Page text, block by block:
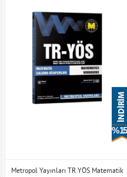
% 15
Metropol Yayınları TR YÖS Matematik